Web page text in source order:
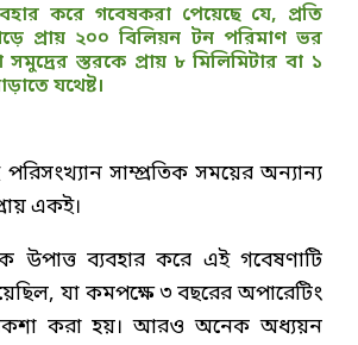
করে গবেষকরা পেয়েছে যে, প্রতি
প্রায় ২০০ বিলিয়ন টন পরিমাণ ভর
সমুদ্রের স্তরকে প্রায় ৮ মিলিমিটার বা ১
যথেষ্ট।
সাম্প্রতিক সময়ের অন্যান্য
একই।
উপাত্ত ব্যবহার করে এই গবেষণাটি
যা কমপক্ষে ৩ বছরের অপারেটিং
করা হয়। আরও অনেক অধ্যয়ন